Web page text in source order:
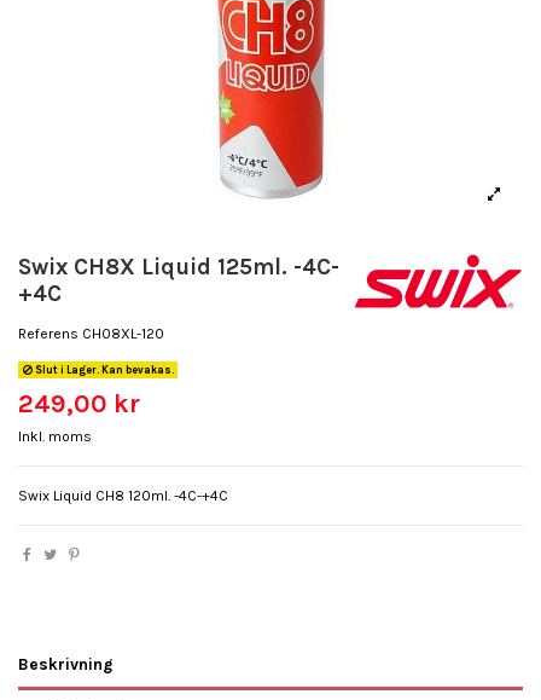
Swix CH8X Liquid 125ml. -4C-
+4C
Referens CH08XL-120
Slut i Lager. Kan bevakas.
249,00 kr
Inkl. moms
Swix Liquid CH8 120ml. -4C-+4C
Beskrivning